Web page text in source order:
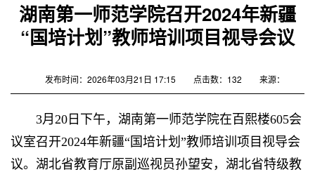
湖南第一师范学院召开2024年新疆
“国培计划”教师培训项目视导会议
发布时间：2026年03月21日 17:15 点击数： 132 来源：
3月20日下午，湖南第一师范学院在百熙楼605会
议室召开2024年新疆“国培计划”教师培训项目视导会
议。湖北省教育厅原副巡视员孙望安，湖北省特级教